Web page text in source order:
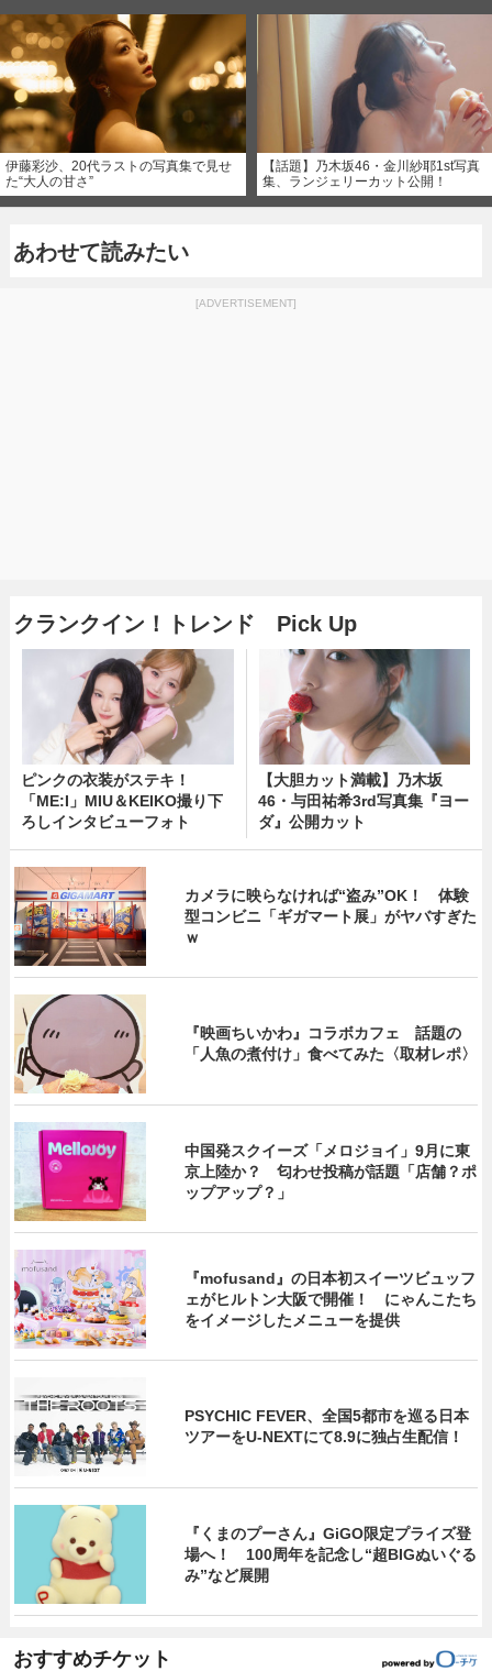
伊藤彩沙、20代ラストの写真集で見せ
た“大人の甘さ”
【話題】乃木坂46・金川紗耶1st写真
集、ランジェリーカット公開！
あわせて読みたい
[ADVERTISEMENT]
クランクイン！トレンド Pick Up
ピンクの衣装がステキ！
「ME:I」MIU＆KEIKO撮り下
ろしインタビューフォト
【大胆カット満載】乃木坂
46・与田祐希3rd写真集『ヨー
ダ』公開カット
カメラに映らなければ“盗み”OK！ 体験
型コンビニ「ギガマート展」がヤバすぎた
ｗ
『映画ちいかわ』コラボカフェ 話題の
「人魚の煮付け」食べてみた〈取材レポ〉
中国発スクイーズ「メロジョイ」9月に東
京上陸か？ 匂わせ投稿が話題「店舗？ポ
ップアップ？」
『mofusand』の日本初スイーツビュッフ
ェがヒルトン大阪で開催！ にゃんこたち
をイメージしたメニューを提供
PSYCHIC FEVER、全国5都市を巡る日本
ツアーをU‐NEXTにて8.9に独占生配信！
『くまのプーさん』GiGO限定プライズ登
場へ！ 100周年を記念し“超BIGぬいぐる
み”など展開
おすすめチケット